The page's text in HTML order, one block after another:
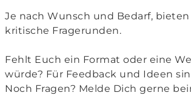
Je nach Wunsch und Bedarf,
kritische Fragerunden.
Fehlt Euch ein Format oder eine
würde? Für Feedback und Ideen
Noch Fragen? Melde Dich gerne